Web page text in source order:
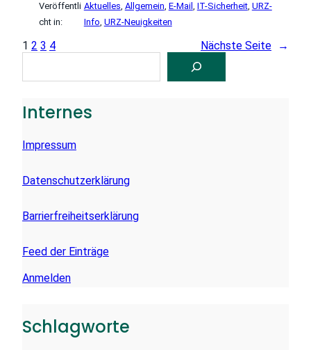
Veröffentli
cht in:
Aktuelles, Allgemein, E-Mail , IT-Sicherheit, URZ-
Info, URZ-Neuigkeiten
1 2 3 4 Nächste Seite →
C
Internes
Impressum
Datenschutzerklärung
Barrierfreiheitserklärung
Feed der Einträge
Anmelden
Schlagworte